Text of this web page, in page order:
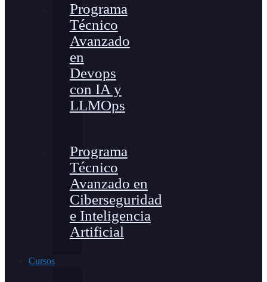
Programa
Técnico
Avanzado
en
Devops
con IA y
LLMOps
Programa
Técnico
Avanzado en
Ciberseguridad
e Inteligencia
Artificial
Cursos